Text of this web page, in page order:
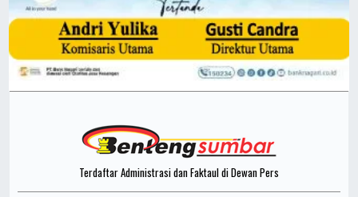
Terdaftar Administrasi dan Faktaul di Dewan Pers